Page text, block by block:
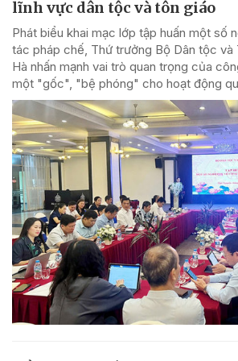
lĩnh vực dân tộc và tôn giáo
Phát biểu khai mạc lớp tập huấn một số
tác pháp chế, Thứ trưởng Bộ Dân tộc và
Hà nhấn mạnh vai trò quan trọng của
một "gốc", "bệ phóng" cho hoạt động